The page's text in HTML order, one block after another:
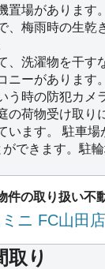
置場があります
、梅雨時の生乾
、洗濯物を干す
ニーがあります
時の防犯カメ
の荷物受け取り
います。 駐車場
できます。駐輪
件の取り扱い不
ミニ FC山田店
取り